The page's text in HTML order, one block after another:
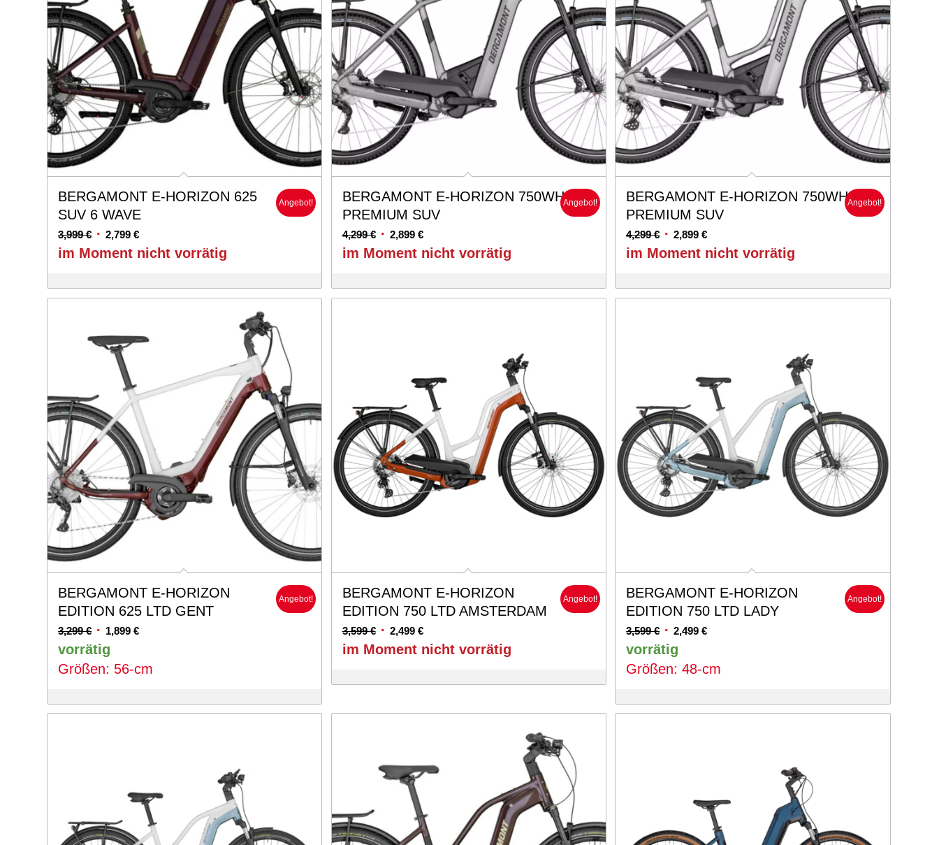
BERGAMONT E-HORIZON 625
SUV 6 WAVE
3,999€ Ursprünglicher
Preis
2,799 €Aktueller
Preis
im Moment nicht vorrätig
Angebot!
BERGAMONT E-HORIZON 750WH
PREMIUM SUV
4,299€ Ursprünglicher
Preis
2,899 €Aktueller
Preis
im Moment nicht vorrätig
Angebot!
BERGAMONT E-HORIZON 750WH
PREMIUM SUV
4,299€ Ursprünglicher
Preis
2,899€Aktueller
Preis
im Moment nicht vorrätig
Angebot!
BERGAMONT E-HORIZON
EDITION 625 LTD GENT
3,299€ Ursprünglicher
Preis
war:
3,299 €
1,899 €Aktueller
1,899 €.
vorrätig
Größen: 56-cm
Angebot!
BERGAMONT E-HORIZON
EDITION 750 LTD AMSTERDAM
3,599€ Ursprünglicher
Preis
2,499 €Aktueller
Preis
im Moment nicht vorrätig
Angebot!
BERGAMONT E-HORIZON
EDITION 750 LTD LADY
3,599€ Ursprünglicher
Preis
war:
3,599 €
2,499€Aktueller
2,499 €.
vorrätig
Größen: 48-cm
Angebot!